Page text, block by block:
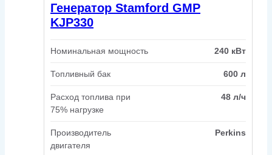
Генератор Stamford GMP
KJP330
Номинальная мощность 240 кВт
Топливный бак 600 л
Расход топлива при
75% нагрузке
48 л/ч
Производитель
двигателя
Perkins